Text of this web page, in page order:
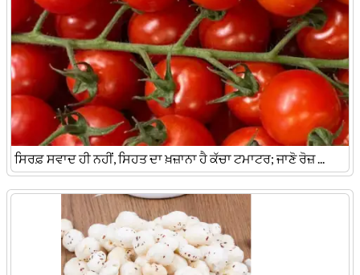
ਸਿਰਫ਼ ਸਵਾਦ ਹੀ ਨਹੀਂ, ਸਿਹਤ ਦਾ ਖ਼ਜ਼ਾਨਾ ਹੈ ਕੱਚਾ ਟਮਾਟਰ; ਜਾਣੋ ਰੋਜ਼ ...